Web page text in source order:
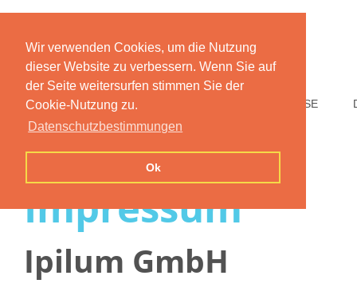
Wir verwenden Cookies, um die Nutzung
dieser Website zu verbessern. Wenn Sie auf
der Seite weitersurfen stimmen Sie der
Cookie-Nutzung zu.
Datenschutzbestimmungen
Ok
HOME PREISE
Impressum
Ipilum GmbH